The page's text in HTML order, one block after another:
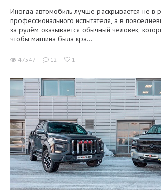
Иногда автомобиль лучше раскрывается не в
профессионального испытателя, а в
за рулём оказывается обычный человек,
чтобы машина была кра...
47547 12 1